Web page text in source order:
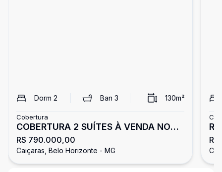
Dorm 2 Ban3 130m²
Cobertura
COBERTURA 2 SUÍTES À VENDA NO
ALTO CAIÇARA
R$ 790.000,00
Caiçaras, Belo Horizonte - MG